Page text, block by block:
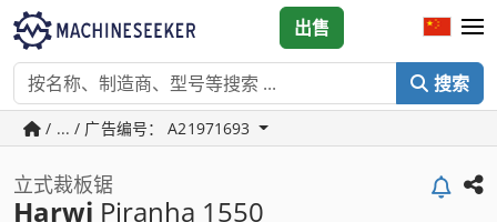
搜索
出售
/ ... / 广告编号： A21971693
立式裁板锯
Harwi Piranha 1550